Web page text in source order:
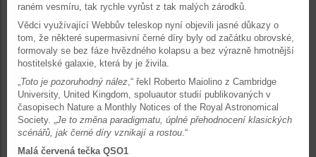
raném vesmíru, tak rychle vyrůst z tak malých zárodků.
Vědci využívající Webbův teleskop nyní objevili jasné důkazy o
tom, že některé supermasivní černé díry byly od začátku obrovské,
formovaly se bez fáze hvězdného kolapsu a bez výrazně hmotnější
hostitelské galaxie, která by je živila.
Toto je pozoruhodný nález ,“ řekl Roberto Maiolino z Cambridge
University, United Kingdom, spoluautor studií publikovaných v
časopisech Nature a Monthly Notices of the Royal Astronomical
Society. „ Je to změna paradigmatu, úplné přehodnocení klasických
scénářů, jak černé díry vznikají a rostou .“
Malá červená tečka QSO1